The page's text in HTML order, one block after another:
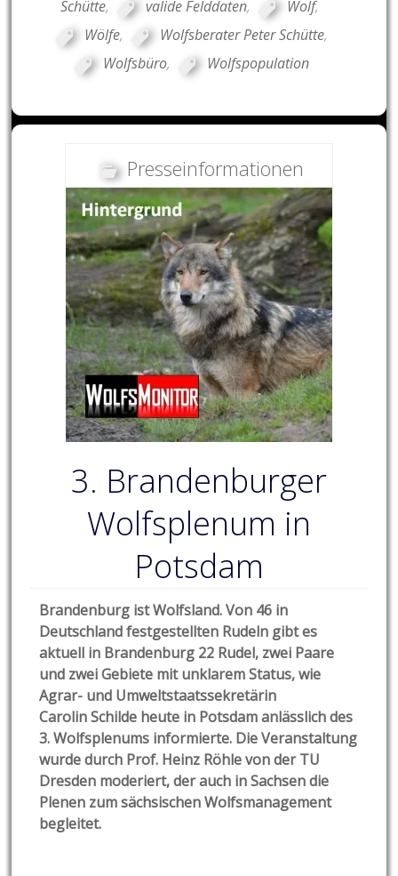
Schütte, valide Felddaten, Wolf,
Wölfe, Wolfsberater Peter Schütte,
Wolfsbüro, Wolfspopulation
Presseinformationen
3. Brandenburger
Wolfsplenum in
Potsdam
Brandenburg ist Wolfsland. Von 46 in
Deutschland festgestellten Rudeln gibt es
aktuell in Brandenburg 22 Rudel, zwei Paare
und zwei Gebiete mit unklarem Status, wie
Agrar- und Umweltstaatssekretärin
Carolin Schilde heute in Potsdam anlässlich des
3. Wolfsplenums informierte. Die Veranstaltung
wurde durch Prof. Heinz Röhle von der TU
Dresden moderiert, der auch in Sachsen die
Plenen zum sächsischen Wolfsmanagement
begleitet.